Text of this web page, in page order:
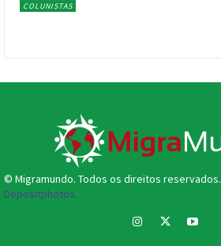
COLUNISTAS
© Migramundo. Todos os direitos reservados.
Depositphotos.